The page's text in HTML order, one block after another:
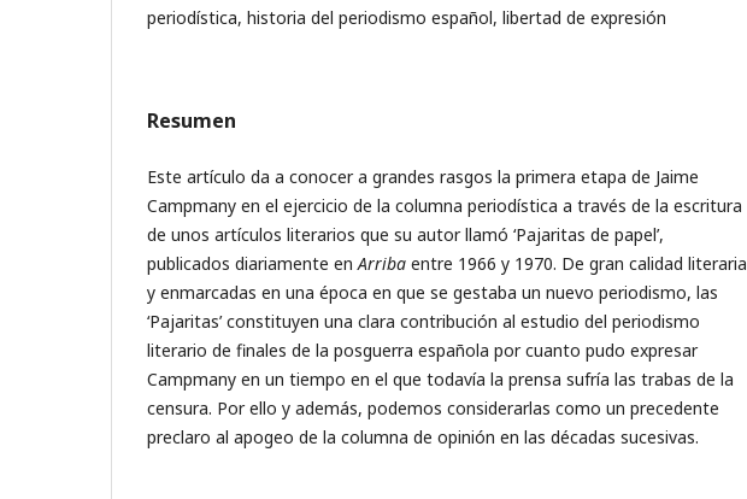
periodística, historia del periodismo español, libertad de expresión
Resumen
Este artículo da a conocer a grandes rasgos la primera etapa de Jaime
Campmany en el ejercicio de la columna periodística a través de la escritura
de unos artículos literarios que su autor llamó ‘Pajaritas de papel’,
publicados diariamente enArriba entre 1966 y 1970. De gran calidad literaria
y enmarcadas en una época en que se gestaba un nuevo periodismo, las
‘Pajaritas’ constituyen una clara contribución al estudio del periodismo
literario de finales de la posguerra española por cuanto pudo expresar
Campmany en un tiempo en el que todavía la prensa sufría las trabas de la
censura. Por ello y además, podemos considerarlas como un precedente
preclaro al apogeo de la columna de opinión en las décadas sucesivas.